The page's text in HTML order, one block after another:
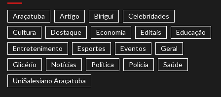
Araçatuba Artigo Birigui
Celebridades
Cultura
Destaque Economia Editais
Educação
Entretenimento
Esportes Eventos
Geral
Glicério
Notícias Politica Polícia
Saúde
UniSalesiano Araçatuba